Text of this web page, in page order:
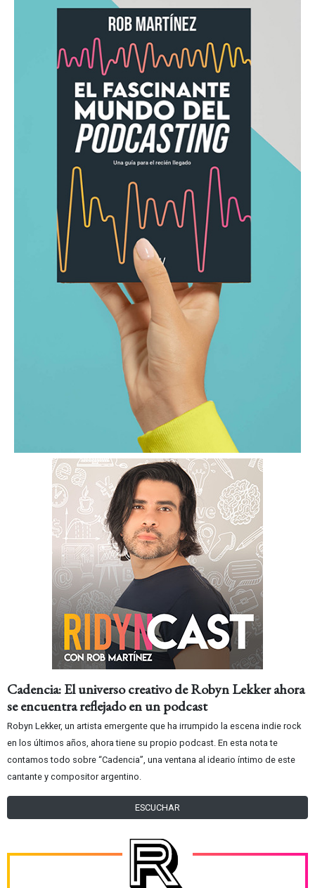
Cadencia: El universo creativo de Robyn Lekker ahora
se encuentra reflejado en un podcast
Robyn Lekker, un artista emergente que ha irrumpido la escena indie rock
en los últimos años, ahora tiene su propio podcast. En esta nota te
contamos todo sobre “Cadencia”, una ventana al ideario íntimo de este
cantante y compositor argentino.
ESCUCHAR